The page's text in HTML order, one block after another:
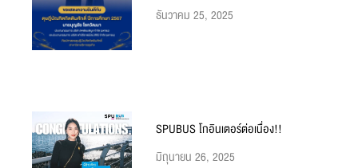
ธันวาคม 25, 2025
SPUBUS โกอินเตอร์ต่อเนื่อง!!
มิถุนายน 26, 2025